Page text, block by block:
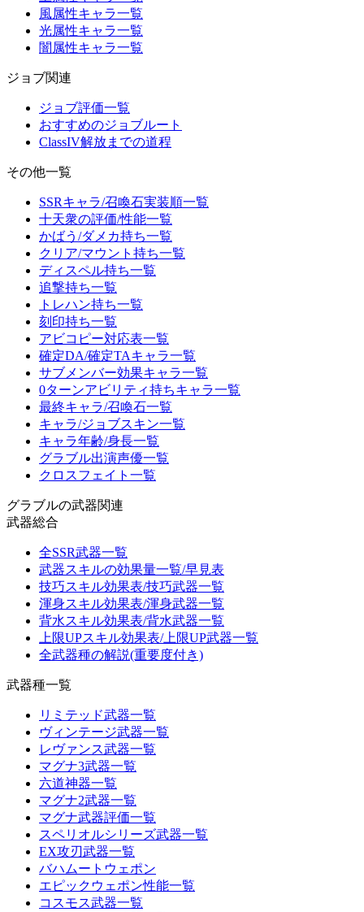
風属性キャラ一覧
光属性キャラ一覧
闇属性キャラ一覧
ジョブ関連
ジョブ評価一覧
おすすめのジョブルート
ClassIV解放までの道程
その他一覧
SSRキャラ/召喚石実装順一覧
十天衆の評価/性能一覧
かばう/ダメカ持ち一覧
クリア/マウント持ち一覧
ディスペル持ち一覧
追撃持ち一覧
トレハン持ち一覧
刻印持ち一覧
アビコピー対応表一覧
確定DA/確定TAキャラ一覧
サブメンバー効果キャラ一覧
0ターンアビリティ持ちキャラ一覧
最終キャラ/召喚石一覧
キャラ/ジョブスキン一覧
キャラ年齢/身長一覧
グラブル出演声優一覧
クロスフェイト一覧
グラブルの武器関連
武器総合
全SSR武器一覧
武器スキルの効果量一覧/早見表
技巧スキル効果表/技巧武器一覧
渾身スキル効果表/渾身武器一覧
背水スキル効果表/背水武器一覧
上限UPスキル効果表/上限UP武器一覧
全武器種の解説(重要度付き)
武器種一覧
リミテッド武器一覧
ヴィンテージ武器一覧
レヴァンス武器一覧
マグナ3武器一覧
六道神器一覧
マグナ2武器一覧
マグナ武器評価一覧
スペリオルシリーズ武器一覧
EX攻刃武器一覧
バハムートウェポン
エピックウェポン性能一覧
コスモス武器一覧